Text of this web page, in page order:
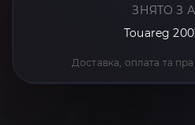
ЗНЯТО З
Touareg
Доставка, оплата та